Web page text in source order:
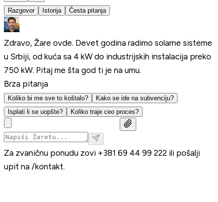
Razgovor
Istorija Česta pitanja
Zdravo, Žare ovde. Devet godina radimo solarne sisteme
u Srbiji, od kuća sa 4 kW do industrijskih instalacija preko
750 kW. Pitaj me šta god ti je na umu.
Brza pitanja
Koliko bi me sve to koštalo?
Kako se ide na subvenciju?
Isplati li se uopšte?
Koliko traje ceo proces?
Za zvaničnu ponudu zovi +381 69 44 99 222 ili pošalji
upit na /kontakt.